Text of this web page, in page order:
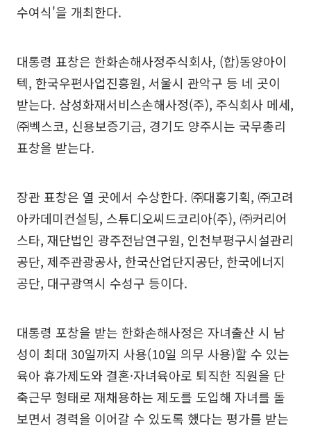
수여식'을 개최한다.
대통령 표창은 한화손해사정주식회사, (합)동양아이
텍, 한국우편사업진흥원, 서울시 관악구 등 네 곳이
받는다. 삼성화재서비스손해사정(주), 주식회사 메세,
㈜벡스코, 신용보증기금, 경기도 양주시는 국무총리
표창을 받는다.
장관 표창은 열 곳에서 수상한다. ㈜대홍기획, ㈜고려
아카데미컨설팅, 스튜디오씨드코리아(주), ㈜커리어
스타, 재단법인 광주전남연구원, 인천부평구시설관리
공단, 제주관광공사, 한국산업단지공단, 한국에너지
공단, 대구광역시 수성구 등이다.
대통령 포창을 받는 한화손해사정은 자녀출산 시 남
성이 최대 30일까지 사용(10일 의무 사용)할 수 있는
육아 휴가제도와 결혼·자녀육아로 퇴직한 직원을 단
축근무 형태로 재채용하는 제도를 도입해 자녀를 돌
보면서 경력을 이어갈 수 있도록 했다는 평가를 받는